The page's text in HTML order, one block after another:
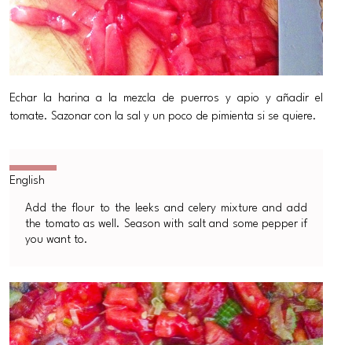
Echar la harina a la mezcla de puerros y apio y añadir el
tomate. Sazonar con la sal y un poco de pimienta si se quiere.
Add the flour to the leeks and celery mixture and add
the tomato as well. Season with salt and some pepper if
you want to.